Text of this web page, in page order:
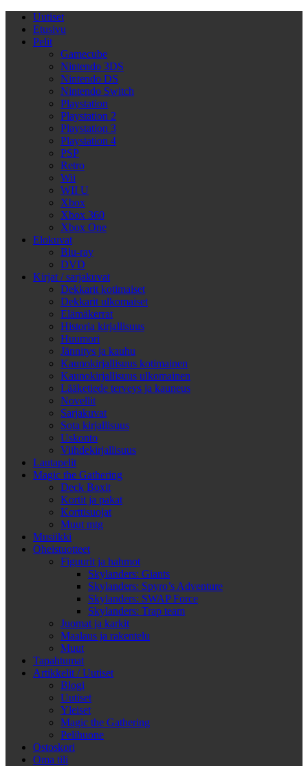
Uutiset
Etusivu
Pelit
Gamecube
Nintendo 3DS
Nintendo DS
Nintendo Switch
Playstation
Playstation 2
Playstation 3
Playstation 4
PSP
Retro
Wii
WII U
Xbox
Xbox 360
Xbox One
Elokuvat
Blu-ray
DVD
Kirjat / sarjakuvat
Dekkarit kotimaiset
Dekkarit ulkomaiset
Elämäkerrat
Historia kirjallisuus
Huumori
Jännitys ja kauhu
Kaunokirjallisuus kotimainen
Kaunokirjallisuus ulkomainen
Lääketiede terveys ja kauneus
Novellit
Sarjakuvat
Sota kirjallisuus
Uskonto
Viihdekirjallisuus
Lautapelit
Magic the Gathering
Deck Boxit
Kortit ja pakat
Korttisuojat
Muut mtg
Musiikki
Oheistuotteet
Figuurit ja hahmot
Skylanders: Giants
Skylanders: Spyro’s Adventure
Skylanders: SWAP Force
Skylanders: Trap team
Juomat ja karkit
Maalaus ja rakentelu
Muut
Tapahtumat
Artikkelit / Uutiset
Blogi
Uutiset
Yleiset
Magic the Gathering
Pelihuone
Ostoskori
Oma tili